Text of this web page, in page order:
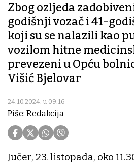
Zbog ozljeda
godišnji vozač i 41-
koji su se nalazili kao
vozilom hitne
prevezeni u Opću
Višić Bjelovar
24.10.2024. u 09:16
Piše: Redakcija
Jučer, 23. listopada, oko